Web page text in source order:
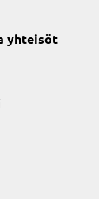
yhteisöt